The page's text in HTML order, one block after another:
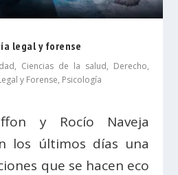
legal y forense
, Ciencias de la salud, Derecho,
y Forense, Psicología
y Rocío Naveja
los últimos días una
que se hacen eco